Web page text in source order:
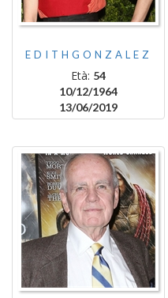
EDITHGONZALEZ
Età: 54
10/12/1964
13/06/2019